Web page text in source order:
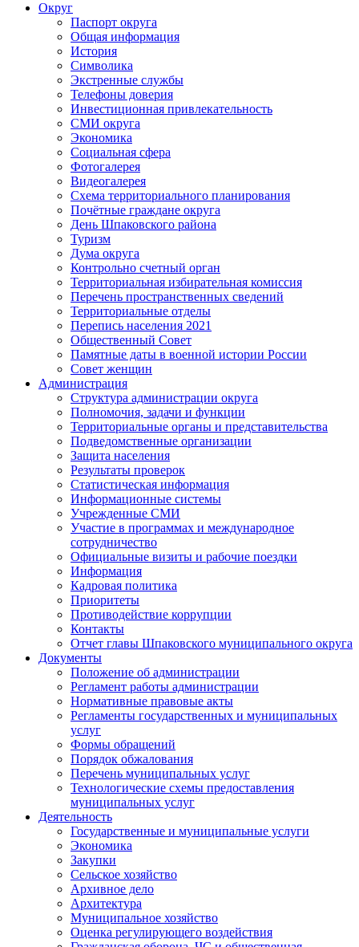
Округ
Паспорт округа
Общая информация
История
Символика
Экстренные службы
Телефоны доверия
Инвестиционная привлекательность
СМИ округа
Экономика
Социальная сфера
Фотогалерея
Видеогалерея
Схема территориального планирования
Почётные граждане округа
День Шпаковского района
Туризм
Дума округа
Контрольно счетный орган
Территориальная избирательная комиссия
Перечень пространственных сведений
Территориальные отделы
Перепись населения 2021
Общественный Совет
Памятные даты в военной истории России
Совет женщин
Администрация
Структура администрации округа
Полномочия, задачи и функции
Территориальные органы и представительства
Подведомственные организации
Защита населения
Результаты проверок
Статистическая информация
Информационные системы
Учрежденные СМИ
Участие в программах и международное
сотрудничество
Официальные визиты и рабочие поездки
Информация
Кадровая политика
Приоритеты
Противодействие коррупции
Контакты
Отчет главы Шпаковского муниципального округа
Документы
Положение об администрации
Регламент работы администрации
Нормативные правовые акты
Регламенты государственных и муниципальных
услуг
Формы обращений
Порядок обжалования
Перечень муниципальных услуг
Технологические схемы предоставления
муниципальных услуг
Деятельность
Государственные и муниципальные услуги
Экономика
Закупки
Сельское хозяйство
Архивное дело
Архитектура
Муниципальное хозяйство
Оценка регулирующего воздействия